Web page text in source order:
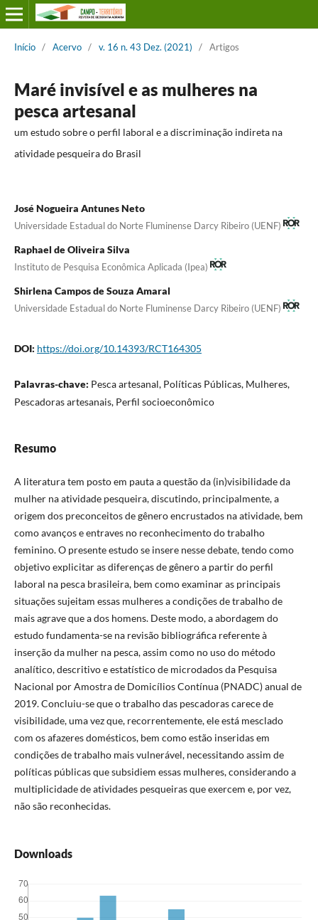
Início / Acervo / v. 16 n. 43 Dez. (2021) / Artigos
Maré invisível e as mulheres na
pesca artesanal
um estudo sobre o perfil laboral e a discriminação indireta na
atividade pesqueira do Brasil
José Nogueira Antunes Neto
Universidade Estadual do Norte Fluminense Darcy Ribeiro (UENF)
Raphael de Oliveira Silva
Instituto de Pesquisa Econômica Aplicada (Ipea)
Shirlena Campos de Souza Amaral
Universidade Estadual do Norte Fluminense Darcy Ribeiro (UENF)
DOI: https://doi.org/10.14393/RCT164305
Palavras-chave: Pesca artesanal, Políticas Públicas, Mulheres,
Pescadoras artesanais, Perfil socioeconômico
Resumo
A literatura tem posto em pauta a questão da (in)visibilidade da
mulher na atividade pesqueira, discutindo, principalmente, a
origem dos preconceitos de gênero encrustados na atividade, bem
como avanços e entraves no reconhecimento do trabalho
feminino. O presente estudo se insere nesse debate, tendo como
objetivo explicitar as diferenças de gênero a partir do perfil
laboral na pesca brasileira, bem como examinar as principais
situações sujeitam essas mulheres a condições de trabalho de
mais agrave que a dos homens. Deste modo, a abordagem do
estudo fundamenta-se na revisão bibliográfica referente à
inserção da mulher na pesca, assim como no uso do método
analítico, descritivo e estatístico de microdados da Pesquisa
Nacional por Amostra de Domicílios Contínua (PNADC) anual de
2019. Concluiu-se que o trabalho das pescadoras carece de
visibilidade, uma vez que, recorrentemente, ele está mesclado
com os afazeres domésticos, bem como estão inseridas em
condições de trabalho mais vulnerável, necessitando assim de
políticas públicas que subsidiem essas mulheres, considerando a
multiplicidade de atividades pesqueiras que exercem e, por vez,
não são reconhecidas.
Downloads